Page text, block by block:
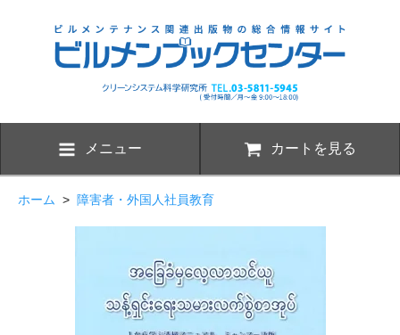
メニュー カートを見る
ホーム > 障害者・外国人社員教育